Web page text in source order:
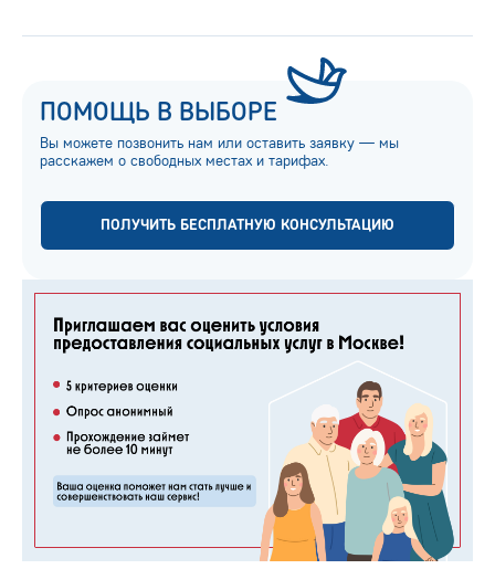
ПОМОЩЬ В ВЫБОРЕ
Вы можете позвонить нам или оставить заявку — мы
расскажем о свободных местах и тарифах.
ПОЛУЧИТЬ БЕСПЛАТНУЮ КОНСУЛЬТАЦИЮ